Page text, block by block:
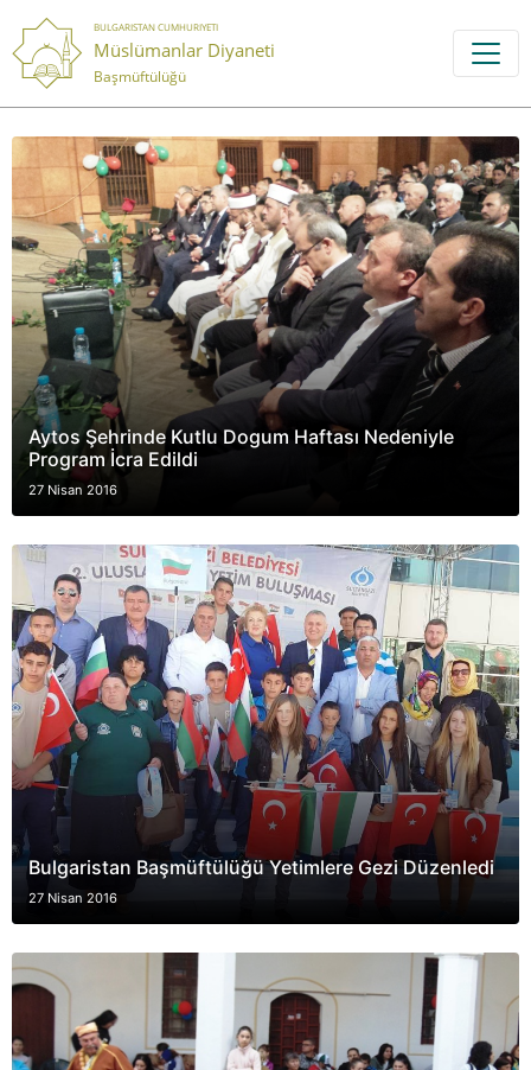
BULGARISTAN CUMHURIYETI
Müslümanlar Diyaneti
Başmüftülüğü
Aytos Şehrinde Kutlu Dogum Haftası Nedeniyle
Program İcra Edildi
27 Nisan 2016
Bulgaristan Başmüftülüğü Yetimlere Gezi Düzenledi
27 Nisan 2016